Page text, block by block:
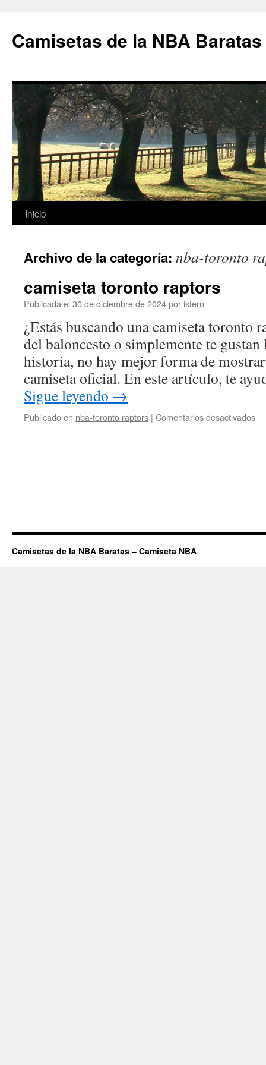
Camisetas de la NBA
Saltar
contenido
Inicio
Archivo de la categoría: nba-toronto
camiseta toronto raptors
Publicada el 30 de diciembre de 2024por istern
¿Estás buscando una camiseta toronto
del baloncesto o simplemente te
historia, no hay mejor forma de
camiseta oficial. En este artículo, te
Sigue leyendo →
Publicado en nba-toronto raptors | Comentarios desactivadosen
Camisetas de la NBA Baratas – Camiseta NBA